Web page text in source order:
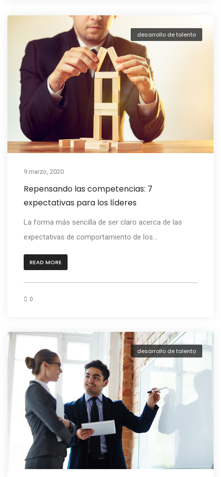
desarrollo de talento
9 marzo, 2020
Repensando las competencias: 7
expectativas para los líderes
La forma más sencilla de ser claro acerca de las
expectativas de comportamiento de los...
READ MORE
0
desarrollo de talento